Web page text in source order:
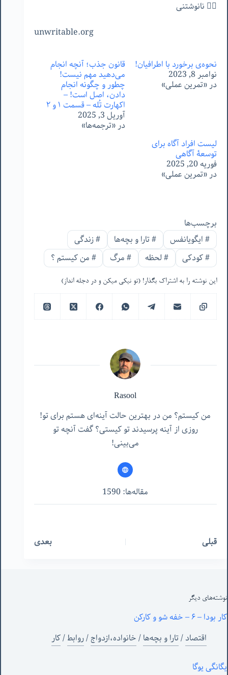
✍🏻 نانوشتنی
unwritable.org
نحوه‌ی برخورد با اطرافیان!
نوامبر 8, 2023
در «تمرین عملی»
قانون جذب؛ آنچه انجام
می‌دهید مهم نیست!
چطور و چگونه انجام
دادن، اصل است! –
اکهارت تُله – قسمت ١ و ٢
آوریل 3, 2025
در «ترجمه‌ها»
لیست افراد آگاه برای
توسعۀ آگاهی
فوریه 20, 2025
در «تمرین عملی»
برچسب‌ها
#ایگویانفس #تارا و بچه‌ها #زندگی
#کودکی #لحظه #مرگ #من‌ کیستم ؟
این نوشته را به اشتراک بگذار! (تو نیکی میکن و در دجله انداز)
Rasool
من کیستم؟ من در بهترین حالت آینه‌ای هستم برای تو!
روزی از آینه پرسیدند تو کیستی؟ گفت آنچه تو
می‌بینی!
مقاله‌ها: 1590
قبلی بعدی
نوشته‌های‌ دیگر
کار بودا – ۶ – خفه شو و کارکن
اقتصاد/تارا و بچه‌ها/خانواده،ازدواج/روابط/کار
یگانگی یوگا